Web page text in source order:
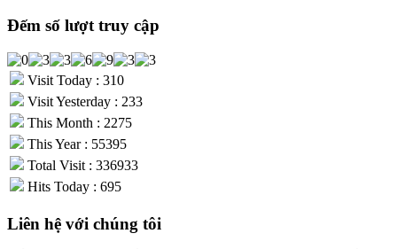
Đếm số lượt truy cập
Visit Today : 310
Visit Yesterday : 233
This Month : 2275
This Year : 55395
Total Visit : 336933
Hits Today : 695
Liên hệ với chúng tôi